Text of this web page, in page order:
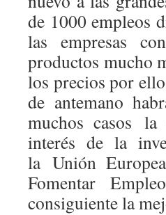
de 1000 empleos
las empresas
productos mucho
los precios por
de antemano
muchos casos la
interés de la
la Unión
Fomentar
consiguiente la